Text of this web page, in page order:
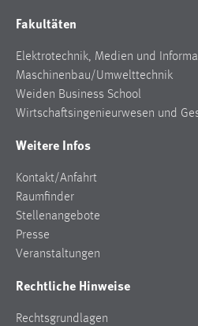
Fakultäten
Elektrotechnik, Medien und
Maschinenbau/Umwelttechnik
Weiden Business School
Wirtschaftsingenieurwesen und
Weitere Infos
Kontakt/Anfahrt
Raumfinder
Stellenangebote
Presse
Veranstaltungen
Rechtliche Hinweise
Rechtsgrundlagen